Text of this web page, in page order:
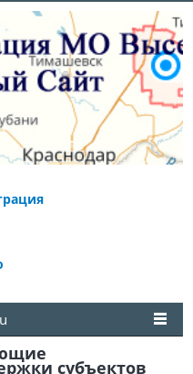
субъектов